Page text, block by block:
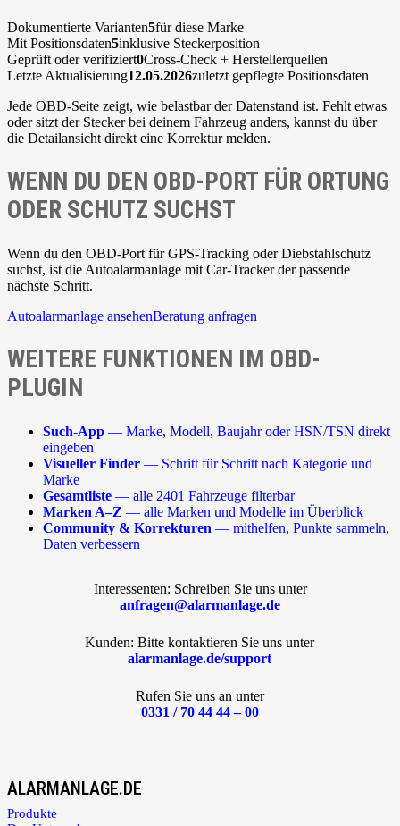
Dokumentierte Varianten5für diese Marke
Mit Positionsdaten5inklusive Steckerposition
Geprüft oder verifiziert0Cross-Check + Herstellerquellen
Letzte Aktualisierung12.05.2026zuletzt gepflegte Positionsdaten
Jede OBD-Seite zeigt, wie belastbar der Datenstand ist. Fehlt etwas
oder sitzt der Stecker bei deinem Fahrzeug anders, kannst du über
die Detailansicht direkt eine Korrektur melden.
WENN DU DEN OBD-PORT FÜR ORTUNG
ODER SCHUTZ SUCHST
Wenn du den OBD-Port für GPS-Tracking oder Diebstahlschutz
suchst, ist die Autoalarmanlage mit Car-Tracker der passende
nächste Schritt.
Autoalarmanlage ansehenBeratung anfragen
WEITERE FUNKTIONEN IM OBD-
PLUGIN
Such-App — Marke, Modell, Baujahr oder HSN/TSN direkt
eingeben
Visueller Finder — Schritt für Schritt nach Kategorie und
Marke
Gesamtliste — alle 2401 Fahrzeuge filterbar
Marken A–Z — alle Marken und Modelle im Überblick
Community & Korrekturen — mithelfen, Punkte sammeln,
Daten verbessern
Interessenten: Schreiben Sie uns unter
anfragen@alarmanlage.de
Kunden: Bitte kontaktieren Sie uns unter
alarmanlage.de/support
Rufen Sie uns an unter
0331 / 70 44 44 – 00
ALARMANLAGE.DE
Produkte